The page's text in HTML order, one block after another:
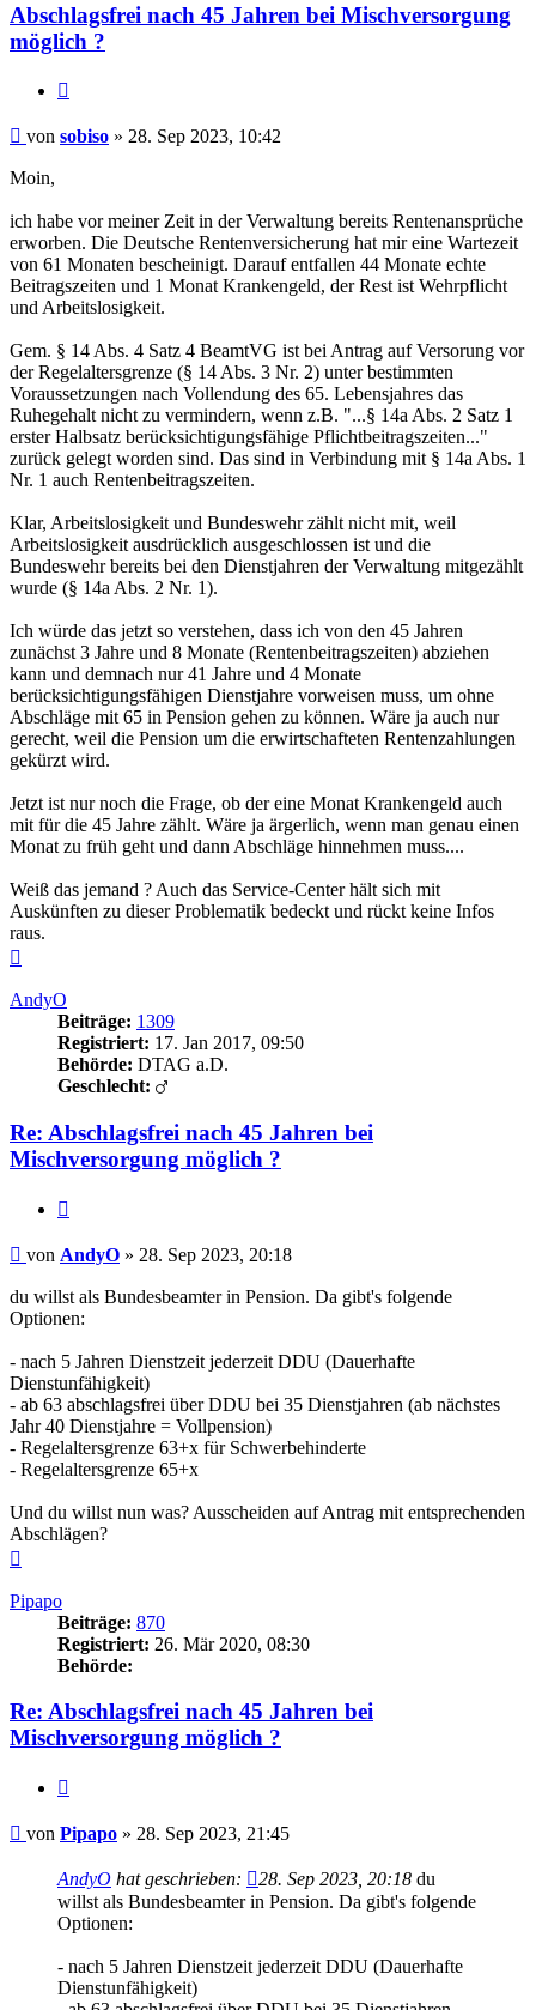
Abschlagsfrei nach 45 Jahren bei Mischversorgung
möglich ?
Beitrag
von sobiso » 28. Sep 2023, 10:42
Moin,
ich habe vor meiner Zeit in der Verwaltung bereits Rentenansprüche
erworben. Die Deutsche Rentenversicherung hat mir eine Wartezeit
von 61 Monaten bescheinigt. Darauf entfallen 44 Monate echte
Beitragszeiten und 1 Monat Krankengeld, der Rest ist Wehrpflicht
und Arbeitslosigkeit.
Gem. § 14 Abs. 4 Satz 4 BeamtVG ist bei Antrag auf Versorung vor
der Regelaltersgrenze (§ 14 Abs. 3 Nr. 2) unter bestimmten
Voraussetzungen nach Vollendung des 65. Lebensjahres das
Ruhegehalt nicht zu vermindern, wenn z.B. "...§ 14a Abs. 2 Satz 1
erster Halbsatz berücksichtigungsfähige Pflichtbeitragszeiten..."
zurück gelegt worden sind. Das sind in Verbindung mit § 14a Abs. 1
Nr. 1 auch Rentenbeitragszeiten.
Klar, Arbeitslosigkeit und Bundeswehr zählt nicht mit, weil
Arbeitslosigkeit ausdrücklich ausgeschlossen ist und die
Bundeswehr bereits bei den Dienstjahren der Verwaltung mitgezählt
wurde (§ 14a Abs. 2 Nr. 1).
Ich würde das jetzt so verstehen, dass ich von den 45 Jahren
zunächst 3 Jahre und 8 Monate (Rentenbeitragszeiten) abziehen
kann und demnach nur 41 Jahre und 4 Monate
berücksichtigungsfähigen Dienstjahre vorweisen muss, um ohne
Abschläge mit 65 in Pension gehen zu können. Wäre ja auch nur
gerecht, weil die Pension um die erwirtschafteten Rentenzahlungen
gekürzt wird.
Jetzt ist nur noch die Frage, ob der eine Monat Krankengeld auch
mit für die 45 Jahre zählt. Wäre ja ärgerlich, wenn man genau einen
Monat zu früh geht und dann Abschläge hinnehmen muss....
Weiß das jemand ? Auch das Service-Center hält sich mit
Auskünften zu dieser Problematik bedeckt und rückt keine Infos
raus.
AndyO
Beiträge: 1309
Registriert: 17. Jan 2017, 09:50
Behörde: DTAG a.D.
Geschlecht:
Re: Abschlagsfrei nach 45 Jahren bei
Mischversorgung möglich ?
Beitrag
von AndyO » 28. Sep 2023, 20:18
du willst als Bundesbeamter in Pension. Da gibt's folgende
Optionen:
- nach 5 Jahren Dienstzeit jederzeit DDU (Dauerhafte
Dienstunfähigkeit)
- ab 63 abschlagsfrei über DDU bei 35 Dienstjahren (ab nächstes
Jahr 40 Dienstjahre = Vollpension)
- Regelaltersgrenze 63+x für Schwerbehinderte
- Regelaltersgrenze 65+x
Und du willst nun was? Ausscheiden auf Antrag mit entsprechenden
Abschlägen?
Pipapo
Beiträge: 870
Registriert: 26. Mär 2020, 08:30
Behörde:
Re: Abschlagsfrei nach 45 Jahren bei
Mischversorgung möglich ?
Beitrag
von Pipapo » 28. Sep 2023, 21:45
AndyO hat geschrieben: 28. Sep 2023, 20:18 du
willst als Bundesbeamter in Pension. Da gibt's folgende
Optionen:
- nach 5 Jahren Dienstzeit jederzeit DDU (Dauerhafte
Dienstunfähigkeit)